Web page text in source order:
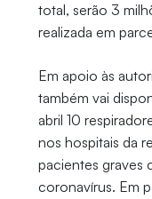
total, serão 3
realizada em
Em apoio às
também vai
abril 10
nos hospitais da
pacientes graves
coronavírus. Em